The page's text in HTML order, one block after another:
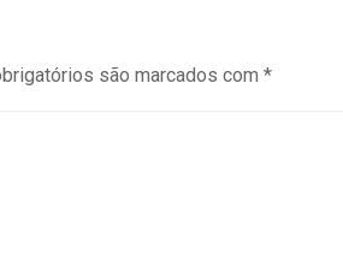
são marcados com *